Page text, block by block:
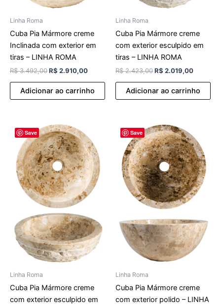
Linha Roma
Cuba Pia Mármore creme
Inclinada com exterior em
tiras – LINHA ROMA
R$3.492,00R$ 2.910,00
Adicionar ao carrinho
Linha Roma
Cuba Pia Mármore creme
com exterior esculpido em
tiras – LINHA ROMA
R$2.423,00R$ 2.019,00
Adicionar ao carrinho
Save
Linha Roma
Cuba Pia Mármore creme
com exterior esculpido em
O
preço
original
era:
R$ 2.309,00.
atual
é:
R$ 1.924,00.
Save
Linha Roma
Cuba Pia Mármore creme
com exterior polido – LINHA
O
preço
original
era:
R$ 2.423,00.
atual
é:
R$